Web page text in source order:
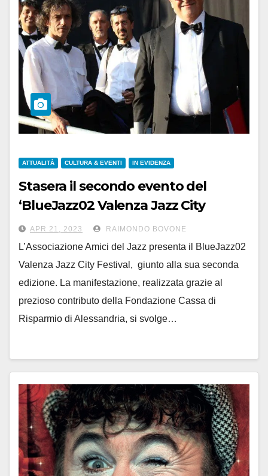
ATTUALITÀ CULTURA & EVENTI IN EVIDENZA
Stasera il secondo evento del
‘BlueJazz02 Valenza Jazz City
Festival’: the Swingers Orchestra
APR 21, 2023 RAIMONDO BOVONE
L’Associazione Amici del Jazz presenta il BlueJazz02
Valenza Jazz City Festival, giunto alla sua seconda
edizione. La manifestazione, realizzata grazie al
prezioso contributo della Fondazione Cassa di
Risparmio di Alessandria, si svolge…